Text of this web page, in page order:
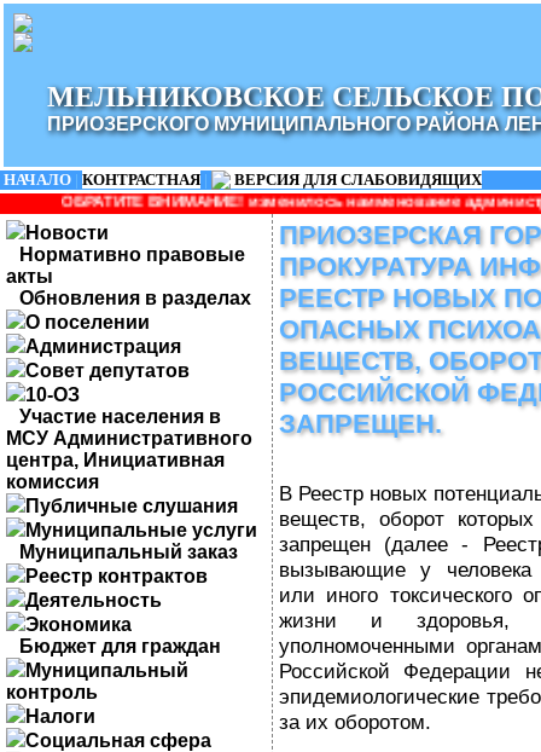
МЕЛЬНИКОВСКОЕ СЕЛЬСКОЕ
ПРИОЗЕРСКОГО МУНИЦИПАЛЬНОГО РАЙОНА
НАЧАЛО | КОНТРАСТНАЯ |
ВЕРСИЯ ДЛЯ СЛАБОВИДЯЩИХ
изменилось наименование администрации:
Новости
Нормативно правовые
акты
Обновления в разделах
О поселении
Администрация
Совет депутатов
10-ОЗ
Участие населения в
МСУ Административного
центра, Инициативная
комиссия
Публичные слушания
Муниципальные услуги
Муниципальный заказ
Реестр контрактов
Деятельность
Экономика
Бюджет для граждан
Муниципальный
контроль
Налоги
Социальная сфера
ПРИОЗЕРСКАЯ
ПРОКУРАТУРА
РЕЕСТР НОВЫХ
ОПАСНЫХ
ВЕЩЕСТВ,
РОССИЙСКОЙ
ЗАПРЕЩЕН.
В Реестр новых
веществ, оборот
запрещен (далее -
вызывающие у человека
или иного токсического
жизни и здоровья,
уполномоченными
Российской Федерации
эпидемиологические
за их оборотом.